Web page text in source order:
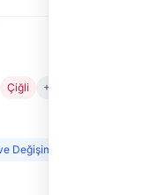
Çiğli +7
Değişimi